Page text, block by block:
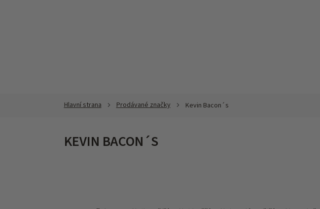
Prodávané značky Kevin Bacon´s
KEVIN BACON´S